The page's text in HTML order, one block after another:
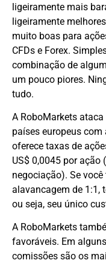
ligeiramente mais
ligeiramente
muito boas para
CFDs e Forex.
combinação de
um pouco piores.
tudo.
A RoboMarkets
países europeus
oferece taxas de
US$ 0,0045 por ação
negociação). Se
alavancagem de 1:1,
ou seja, seu único
A RoboMarkets
favoráveis. Em
comissões são os